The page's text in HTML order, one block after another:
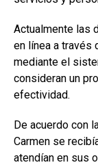
Actualmente las
en línea a través
mediante el
consideran un
efectividad.
De acuerdo con
Carmen se
atendían en sus